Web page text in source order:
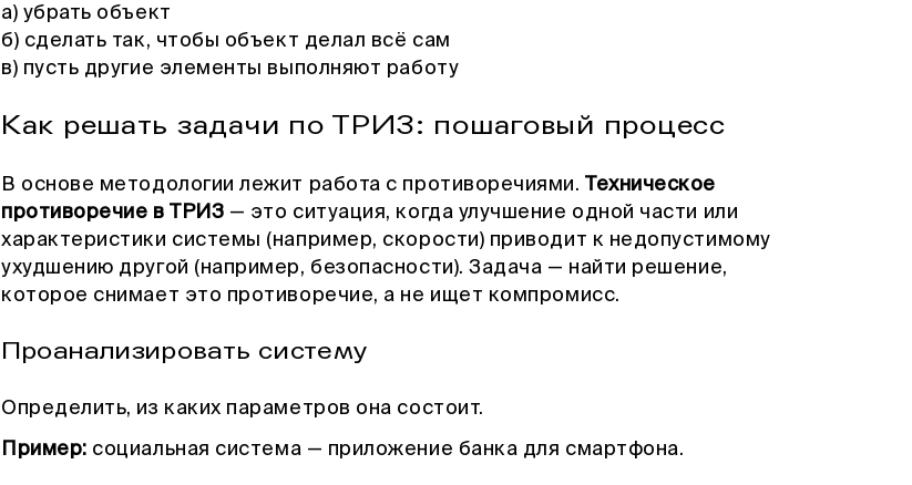
а) убрать объект
б) сделать так, чтобы объект делал всё сам
в) пусть другие элементы выполняют работу
Как решать задачи по ТРИЗ: пошаговый процесс
В основе методологии лежит работа с противоречиями.Техническое
противоречие в ТРИЗ — это ситуация, когда улучшение одной части или
характеристики системы (например, скорости) приводит к недопустимому
ухудшению другой (например, безопасности). Задача — найти решение,
которое снимает это противоречие, а не ищет компромисс.
Проанализировать систему
Определить, из каких параметров она состоит.
Пример: социальная система — приложение банка для смартфона.